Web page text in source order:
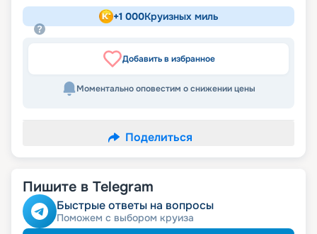
+1 000Круизных миль
Добавить в избранное
Моментально оповестим о снижении цены
Поделиться
Пишите в Telegram
Быстрые ответы на вопросы
Поможем с выбором круиза